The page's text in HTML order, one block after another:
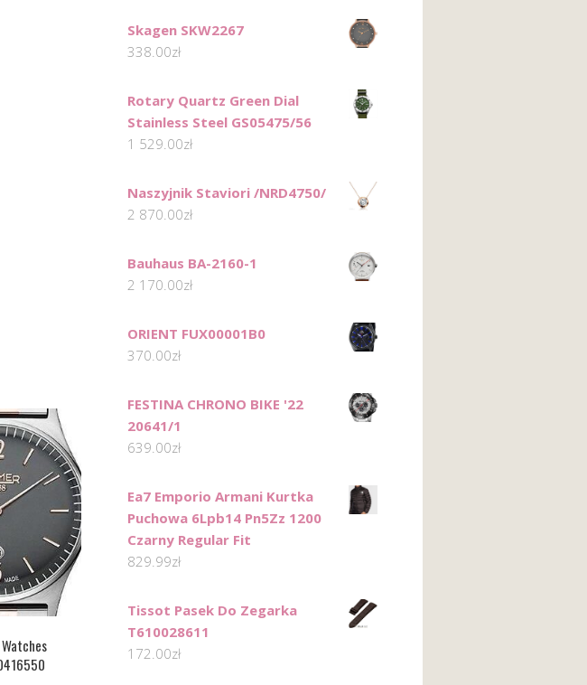
Skagen SKW2267
338.00zł
Rotary Quartz Green Dial
Stainless Steel GS05475/56
1 529.00zł
Naszyjnik Staviori /NRD4750/
2 870.00zł
Bauhaus BA-2160-1
2 170.00zł
ORIENT FUX00001B0
370.00zł
FESTINA CHRONO BIKE '22
20641/1
639.00zł
Ea7 Emporio Armani Kurtka
Puchowa 6Lpb14 Pn5Zz 1200
Czarny Regular Fit
829.99zł
Tissot Pasek Do Zegarka
T610028611
172.00zł